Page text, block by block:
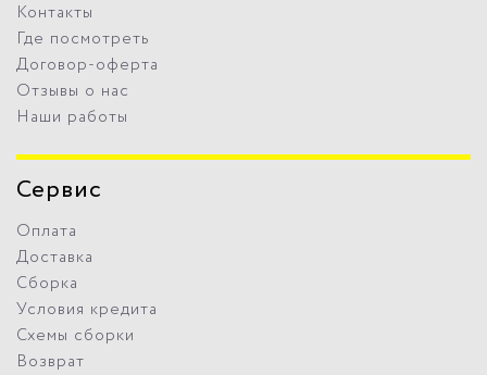
Контакты
Где посмотреть
Договор-оферта
Отзывы о нас
Наши работы
Сервис
Оплата
Доставка
Сборка
Условия кредита
Схемы сборки
Возврат